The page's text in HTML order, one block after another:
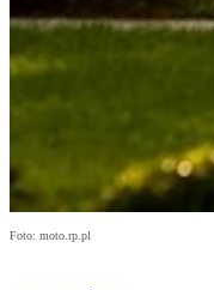
Foto: moto.rp.pl